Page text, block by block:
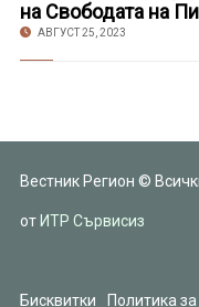
на Свободата на
АВГУСТ 25, 2023
Вестник Регион ©
от ИТР Сървисиз
Бисквитки Политика